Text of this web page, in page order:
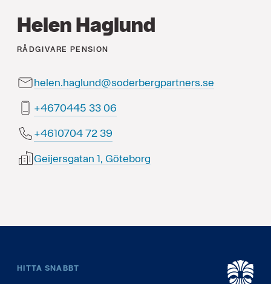
Helen Haglund
RÅDGIVARE PENSION
helen.haglund@soderbergpartners.se
60 33 5440764+
93 27 4070164+
Geijersgatan 1, Göteborg
HITTA SNABBT